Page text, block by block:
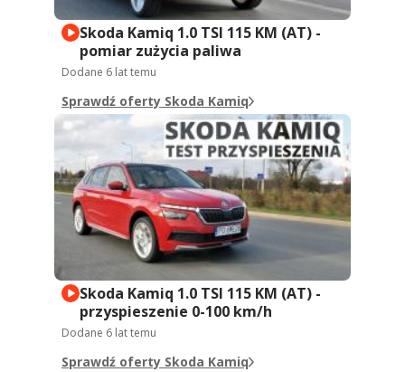
Skoda Kamiq 1.0 TSI 115 KM (AT) -
pomiar zużycia paliwa
Dodane 6 lat temu
Sprawdź oferty Skoda Kamiq
Skoda Kamiq 1.0 TSI 115 KM (AT) -
przyspieszenie 0-100 km/h
Dodane 6 lat temu
Sprawdź oferty Skoda Kamiq